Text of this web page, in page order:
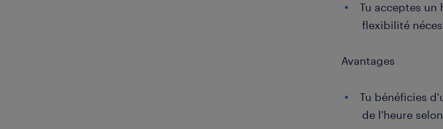
Tu acceptes un
flexibilité
Avantages
Tu bénéficies
de l'heure